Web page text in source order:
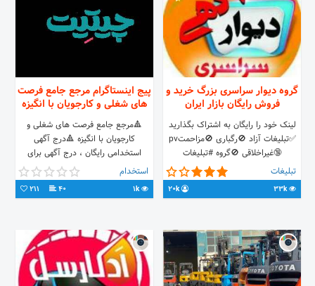
گروه دیوار سراسری بزرگ خرید و
فروش رایگان بازار ایران
لینک خود را رایگان به اشتراک بگذارید
✅تبلیغات آزاد 🚫رگباری 🚫مزاحمتpv
🔞غیراخلاقی 🚫گروه #تبلیغات
آزاد=ریموو 50نفر اد کنی پستت✅4
ساعت سنجاق میشه
لینک🔻https://t.me/+FxqsCjA8rGZmM2U0
تبلیغات
33k
20k
پیج اینستاگرام مرجع جامع فرصت
های شغلی و کارجویان با انگیزه
🔺مرجع جامع فرصت های شغلی و
کارجویان با انگیزه 🔺درج آگهی
استخدامی رایگان ، درج آگهی برای
کارجویان
استخدام
1k
40
211